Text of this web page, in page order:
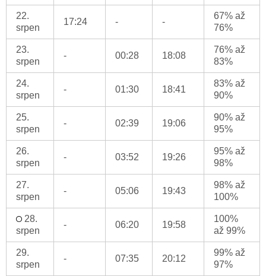
22.
srpen
17:24 - -
67% až
76%
23.
srpen
- 00:28 18:08
76% až
83%
24.
srpen
- 01:30 18:41
83% až
90%
25.
srpen
- 02:39 19:06
90% až
95%
26.
srpen
- 03:52 19:26
95% až
98%
27.
srpen
- 05:06 19:43
98% až
100%
28.
srpen
- 06:20 19:58
100%
až 99%
29.
srpen
- 07:35 20:12
99% až
97%